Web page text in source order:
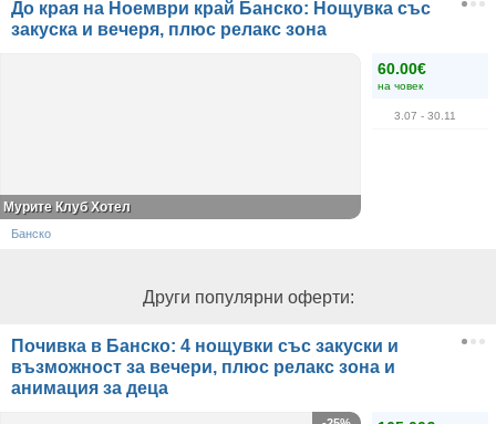
До края на Ноември край Банско: Нощувка със
закуска и вечеря, плюс релакс зона
60.00€
на човек
3.07 - 30.11
Мурите Клуб Хотел
Банско
Други популярни оферти:
Почивка в Банско: 4 нощувки със закуски и
възможност за вечери, плюс релакс зона и
анимация за деца